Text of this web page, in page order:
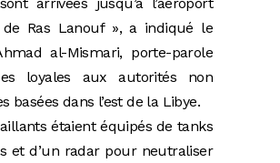
de Ras Lanouf », a indiqué le
al-Mismari, porte-parole
loyales aux autorités non
basées dans l’est de la Libye.
étaient équipés de tanks
et d’un radar pour neutraliser